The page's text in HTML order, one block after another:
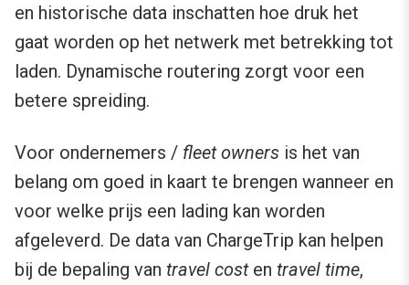
en historische data inschatten hoe druk het
gaat worden op het netwerk met betrekking tot
laden. Dynamische routering zorgt voor een
betere spreiding.
Voor ondernemers / fleet owners is het van
belang om goed in kaart te brengen wanneer en
voor welke prijs een lading kan worden
afgeleverd. De data van ChargeTrip kan helpen
bij de bepaling van travel costen travel time,